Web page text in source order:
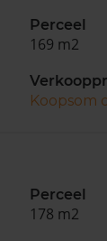
Perceel
169 m2
Koopsom
Perceel
178 m2